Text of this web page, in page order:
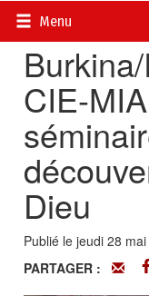
Menu
Accueil>
CIE-
Dieu
Publié le jeudi 28
PARTAGER :